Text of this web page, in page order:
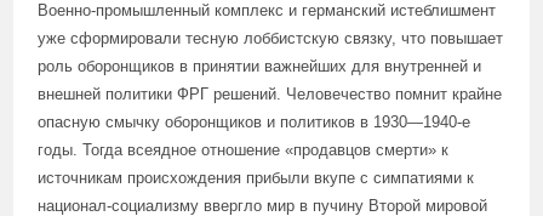
Военно-промышленный комплекс и германский истеблишмент
уже сформировали тесную лоббистскую связку, что повышает
роль оборонщиков в принятии важнейших для внутренней и
внешней политики ФРГ решений. Человечество помнит крайне
опасную смычку оборонщиков и политиков в 1930—1940-е
годы. Тогда всеядное отношение «продавцов смерти» к
источникам происхождения прибыли вкупе с симпатиями к
национал-социализму ввергло мир в пучину Второй мировой